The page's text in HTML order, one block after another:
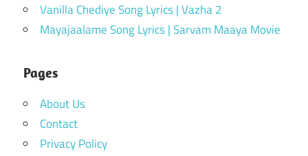
Vanilla Chediye Song Lyrics | Vazha 2
Mayajaalame Song Lyrics | Sarvam Maaya Movie
Pages
About Us
Contact
Privacy Policy